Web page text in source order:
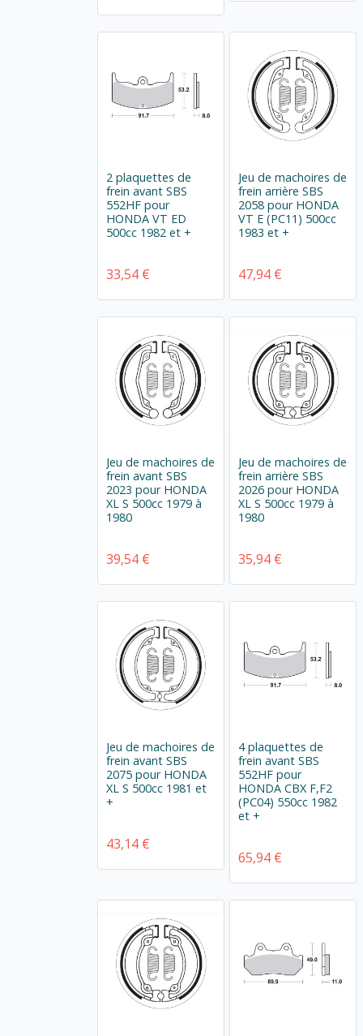
2 plaquettes de
frein avant SBS
552HF pour
HONDA VT ED
500cc 1982 et +
33,54 €
Jeu de machoires de
frein arrière SBS
2058 pour HONDA
VT E (PC11) 500cc
1983 et +
47,94 €
Jeu de machoires de
frein avant SBS
2023 pour HONDA
XL S 500cc 1979 à
1980
39,54 €
Jeu de machoires de
frein arrière SBS
2026 pour HONDA
XL S 500cc 1979 à
1980
35,94 €
Jeu de machoires de
frein avant SBS
2075 pour HONDA
XL S 500cc 1981 et
+
43,14 €
4 plaquettes de
frein avant SBS
552HF pour
HONDA CBX F,F2
(PC04) 550cc 1982
et +
65,94 €